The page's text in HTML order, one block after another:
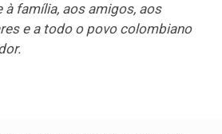
à família, aos amigos, aos
e a todo o povo colombiano